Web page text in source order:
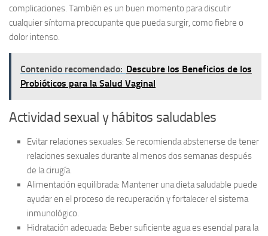
complicaciones. También es un buen momento para discutir
cualquier síntoma preocupante que pueda surgir, como fiebre o
dolor intenso.
Contenido recomendado: Descubre los Beneficios de los
Probióticos para la Salud Vaginal
Actividad sexual y hábitos saludables
Evitar relaciones sexuales: Se recomienda abstenerse de tener
relaciones sexuales durante al menos dos semanas después
de la cirugía.
Alimentación equilibrada: Mantener una dieta saludable puede
ayudar en el proceso de recuperación y fortalecer el sistema
inmunológico.
Hidratación adecuada: Beber suficiente agua es esencial para la